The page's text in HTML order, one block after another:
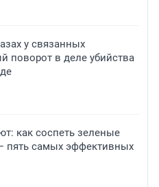
у связанных
поворот в деле убийства
как соспеть зеленые
самых эффективных